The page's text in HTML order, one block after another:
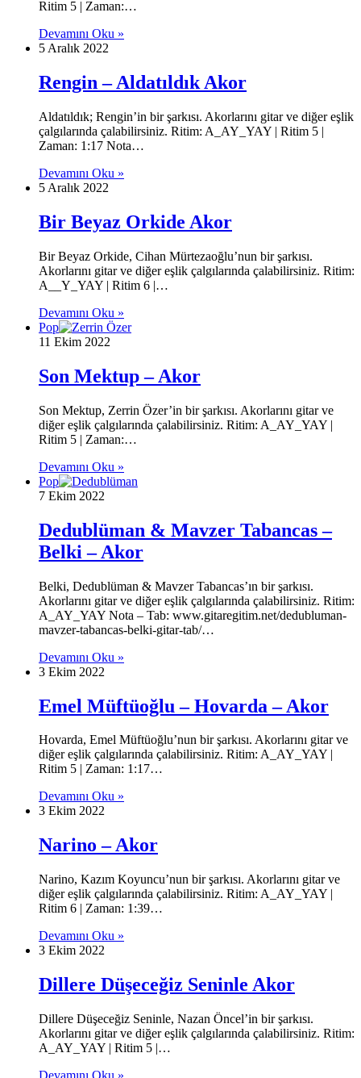
Ritim 5 | Zaman:…
Devamını Oku »
5 Aralık 2022
Rengin – Aldatıldık Akor
Aldatıldık; Rengin’in bir şarkısı. Akorlarını gitar ve diğer eşlik
çalgılarında çalabilirsiniz. Ritim: A_AY_YAY | Ritim 5 |
Zaman: 1:17 Nota…
Devamını Oku »
5 Aralık 2022
Bir Beyaz Orkide Akor
Bir Beyaz Orkide, Cihan Mürtezaoğlu’nun bir şarkısı.
Akorlarını gitar ve diğer eşlik çalgılarında çalabilirsiniz. Ritim:
A__Y_YAY | Ritim 6 |…
Devamını Oku »
Pop
11 Ekim 2022
Son Mektup – Akor
Son Mektup, Zerrin Özer’in bir şarkısı. Akorlarını gitar ve
diğer eşlik çalgılarında çalabilirsiniz. Ritim: A_AY_YAY |
Ritim 5 | Zaman:…
Devamını Oku »
Pop
7 Ekim 2022
Dedublüman & Mavzer Tabancas –
Belki – Akor
Belki, Dedublüman & Mavzer Tabancas’ın bir şarkısı.
Akorlarını gitar ve diğer eşlik çalgılarında çalabilirsiniz. Ritim:
A_AY_YAY Nota – Tab: www.gitaregitim.net/dedubluman-
mavzer-tabancas-belki-gitar-tab/…
Devamını Oku »
3 Ekim 2022
Emel Müftüoğlu – Hovarda – Akor
Hovarda, Emel Müftüoğlu’nun bir şarkısı. Akorlarını gitar ve
diğer eşlik çalgılarında çalabilirsiniz. Ritim: A_AY_YAY |
Ritim 5 | Zaman: 1:17…
Devamını Oku »
3 Ekim 2022
Narino – Akor
Narino, Kazım Koyuncu’nun bir şarkısı. Akorlarını gitar ve
diğer eşlik çalgılarında çalabilirsiniz. Ritim: A_AY_YAY |
Ritim 6 | Zaman: 1:39…
Devamını Oku »
3 Ekim 2022
Dillere Düşeceğiz Seninle Akor
Dillere Düşeceğiz Seninle, Nazan Öncel’in bir şarkısı.
Akorlarını gitar ve diğer eşlik çalgılarında çalabilirsiniz. Ritim:
A_AY_YAY | Ritim 5 |…
Devamını Oku »